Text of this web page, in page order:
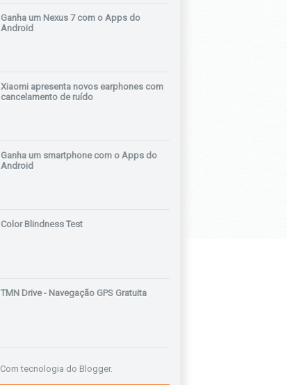
Ganha um Nexus 7 com o Apps do
Android
Xiaomi apresenta novos earphones com
cancelamento de ruído
Ganha um smartphone com o Apps do
Android
Color Blindness Test
TMN Drive - Navegação GPS Gratuita
Com tecnologia do Blogger.